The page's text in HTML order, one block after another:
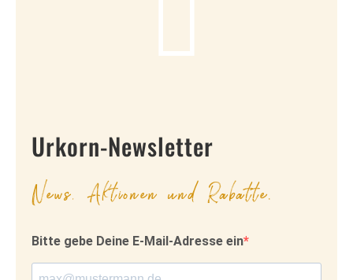
Urkorn-Newsletter
News, Aktionen und Rabatte.
Bitte gebe Deine E-Mail-Adresse ein